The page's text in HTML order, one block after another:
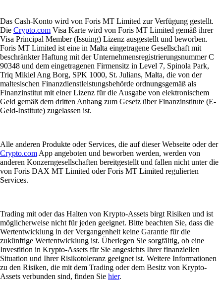
Das Cash-Konto wird von Foris MT Limited zur Verfügung gestellt.
Die Crypto.com Visa Karte wird von Foris MT Limited gemäß ihrer
Visa Principal Member (Issuing) Lizenz ausgestellt und beworben.
Foris MT Limited ist eine in Malta eingetragene Gesellschaft mit
beschränkter Haftung mit der Unternehmensregistrierungsnummer C
90348 und dem eingetragenen Firmensitz in Level 7, Spinola Park,
Triq Mikiel Ang Borg, SPK 1000, St. Julians, Malta, die von der
maltesischen Finanzdienstleistungsbehörde ordnungsgemäß als
Finanzinstitut mit einer Lizenz für die Ausgabe von elektronischem
Geld gemäß dem dritten Anhang zum Gesetz über Finanzinstitute (E-
Geld-Institute) zugelassen ist.
Alle anderen Produkte oder Services, die auf dieser Webseite oder der
Crypto.com App angeboten und beworben werden, werden von
anderen Konzerngesellschaften bereitgestellt und fallen nicht unter die
von Foris DAX MT Limited oder Foris MT Limited regulierten
Services.
Trading mit oder das Halten von Krypto-Assets birgt Risiken und ist
möglicherweise nicht für jeden geeignet. Bitte beachten Sie, dass die
Wertentwicklung in der Vergangenheit keine Garantie für die
zukünftige Wertentwicklung ist. Überlegen Sie sorgfältig, ob eine
Investition in Krypto-Assets für Sie angesichts Ihrer finanziellen
Situation und Ihrer Risikotoleranz geeignet ist. Weitere Informationen
zu den Risiken, die mit dem Trading oder dem Besitz von Krypto-
Assets verbunden sind, finden Sie hier.